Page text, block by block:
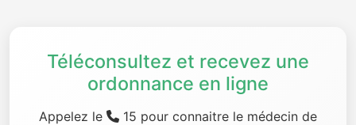
Téléconsultez et recevez une
ordonnance en ligne
Appelez le
15 pour connaitre le médecin de